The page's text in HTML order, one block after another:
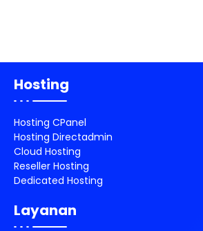
Hosting
Hosting CPanel
Hosting Directadmin
Cloud Hosting
Reseller Hosting
Dedicated Hosting
Layanan